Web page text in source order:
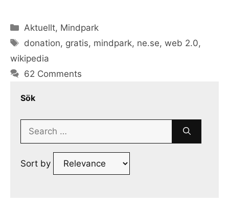
Categories
Aktuellt, Mindpark
Tags
donation, gratis, mindpark, ne.se,web 2.0,
wikipedia
62 Comments
Sök
Search
Sort by